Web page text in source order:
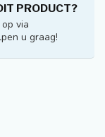
PRODUCT?
via
u graag!